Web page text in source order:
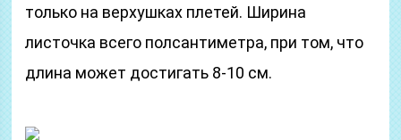
только на верхушках плетей. Ширина
листочка всего полсантиметра, при том, что
длина может достигать 8-10 см.